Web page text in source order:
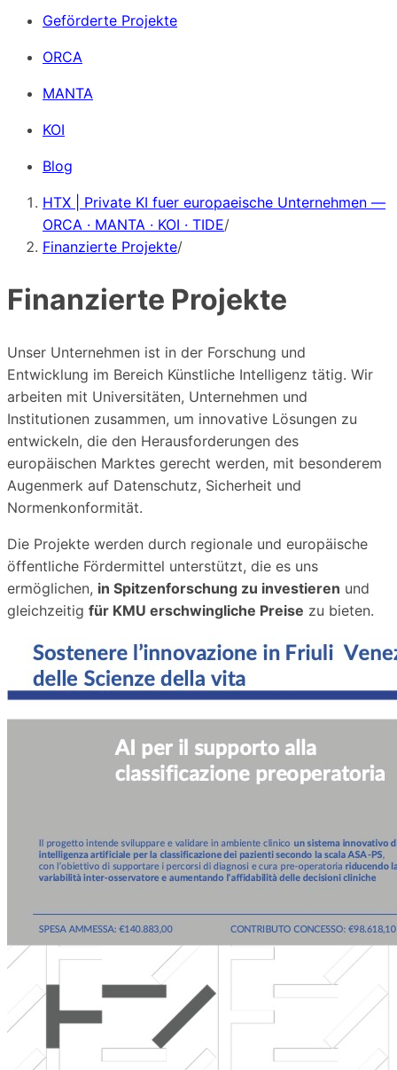
Geförderte Projekte
ORCA
MANTA
KOI
Blog
HTX | Private KI fuer europaeische Unternehmen —
ORCA · MANTA · KOI · TIDE/
Finanzierte Projekte/
Finanzierte Projekte
Unser Unternehmen ist in der Forschung und
Entwicklung im Bereich Künstliche Intelligenz tätig. Wir
arbeiten mit Universitäten, Unternehmen und
Institutionen zusammen, um innovative Lösungen zu
entwickeln, die den Herausforderungen des
europäischen Marktes gerecht werden, mit besonderem
Augenmerk auf Datenschutz, Sicherheit und
Normenkonformität.
Die Projekte werden durch regionale und europäische
öffentliche Fördermittel unterstützt, die es uns
ermöglichen, in Spitzenforschung zu investieren und
gleichzeitig für KMU erschwingliche Preise zu bieten.